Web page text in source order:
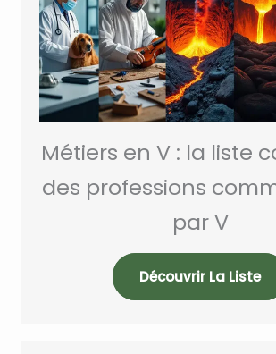
Métiers en V : la liste
des professions
par V
Découvrir La Liste